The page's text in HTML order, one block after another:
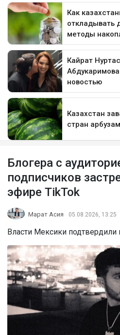
Блогера с
подписчиков
эфире TikTok
Марат Асия 05.08.2026, 13:25
Власти Мексики подтвердили